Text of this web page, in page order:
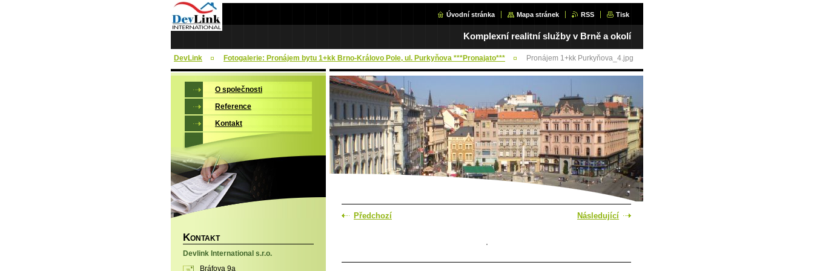
Úvodní stránka Mapa stránek RSS Tisk
Komplexní realitní služby v Brně a okolí
DevLink Fotogalerie: Pronájem bytu 1+kk Brno-Královo Pole, ul. Purkyňova ***Pronajato*** Pronájem 1+kk Purkyňova_4.jpg
Předchozí Následující
O společnosti
Reference
Kontakt
KONTAKT
Devlink International s.r.o.
Bráfova 9a